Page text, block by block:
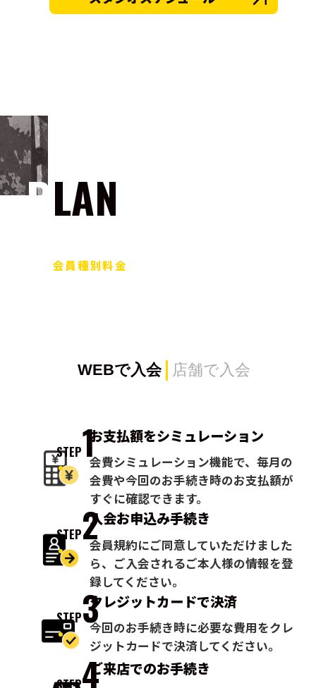
PLAN
会員種別料金
WEBで入会 店舗で入会
STEP1お支払額をシミュレーション
会費シミュレーション機能で、毎月の
会費や今回のお手続き時のお支払額が
すぐに確認できます。
STEP2入会お申込み手続き
会員規約にご同意していただけました
ら、ご入会されるご本人様の情報を登
録してください。
STEP3クレジットカードで決済
今回のお手続き時に必要な費用をクレ
ジットカードで決済してください。
STEP4ご来店でのお手続き